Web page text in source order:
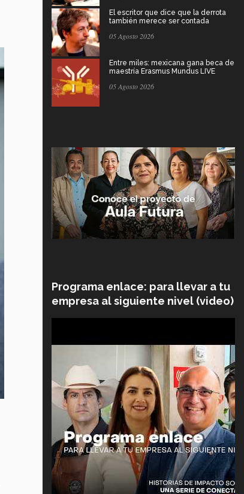
El escritor que dice que la derrota
también merece ser contada
05 Agosto 2026
Entre miles: mexicana gana beca de
maestría Erasmus Mundus LIVE
05 Agosto 2026
Programa enlace: para llevar a tu
empresa al siguiente nivel (video)